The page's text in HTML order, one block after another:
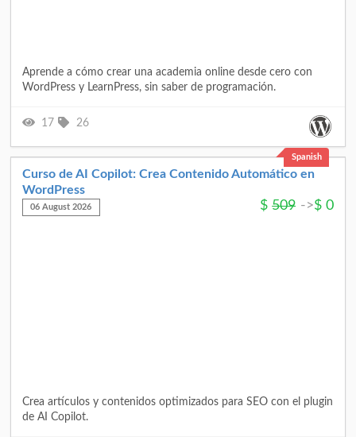
Aprende a cómo crear una academia online desde cero con
WordPress y LearnPress, sin saber de programación.
17 26
Spanish
Curso de AI Copilot: Crea Contenido Automático en
WordPress
06 August 2026 $ 509 ->$ 0
Crea artículos y contenidos optimizados para SEO con el plugin
de AI Copilot.